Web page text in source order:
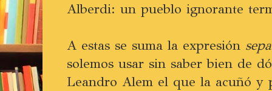
Alberdi: un pueblo ignorante
A estas se suma la expresión
solemos usar sin saber bien de
Leandro Alem el que la acuñó y